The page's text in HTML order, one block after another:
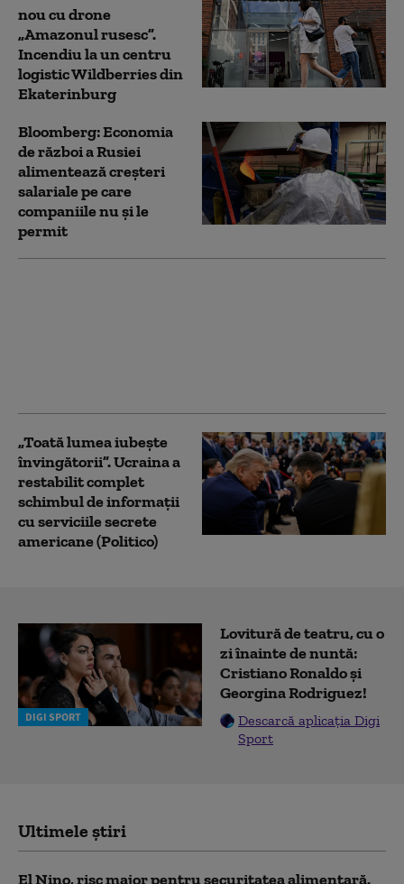
nou cu drone
„Amazonul rusesc”.
Incendiu la un centru
logistic Wildberries din
Ekaterinburg
Bloomberg: Economia
de război a Rusiei
alimentează creşteri
salariale pe care
companiile nu şi le
permit
„Toată lumea iubește
învingătorii”. Ucraina a
restabilit complet
schimbul de informații
cu serviciile secrete
americane (Politico)
DIGI SPORT
Lovitură de teatru, cu o
zi înainte de nuntă:
Cristiano Ronaldo și
Georgina Rodriguez!
Descarcă aplicația Digi
Sport
Ultimele știri
El Nino, risc major pentru securitatea alimentară.